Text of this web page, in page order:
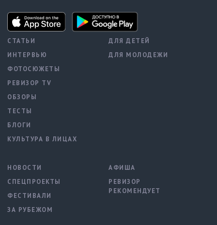
СТАТЬИ
ИНТЕРВЬЮ
ФОТОСЮЖЕТЫ
РЕВИЗОР TV
ОБЗОРЫ
ТЕСТЫ
БЛОГИ
КУЛЬТУРА В ЛИЦАХ
ДЛЯ ДЕТЕЙ
ДЛЯ МОЛОДЕЖИ
НОВОСТИ
СПЕЦПРОЕКТЫ
ФЕСТИВАЛИ
ЗА РУБЕЖОМ
АФИША
РЕВИЗОР
РЕКОМЕНДУЕТ